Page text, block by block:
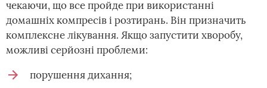
чекаючи, що все пройде при використанні
домашніх компресів і розтирань. Він призначить
комплексне лікування. Якщо запустити хворобу,
можливі серйозні проблеми:
порушення дихання;